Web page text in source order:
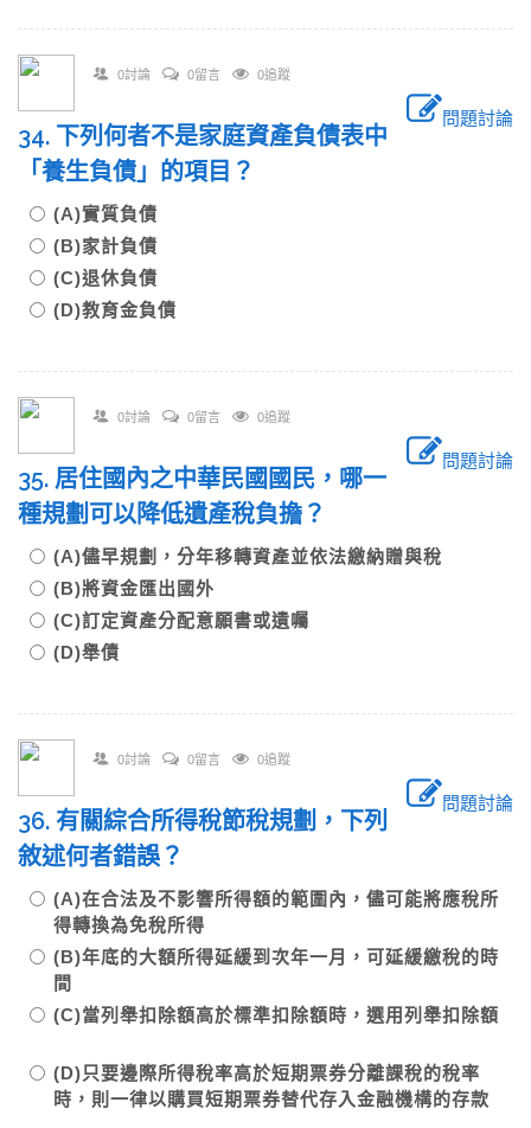
0討論 0留言 0追蹤
問題討論
34. 下列何者不是家庭資產負債表中
「養生負債」的項目？
(A)實質負債
(B)家計負債
(C)退休負債
(D)教育金負債
0討論 0留言 0追蹤
問題討論
35. 居住國內之中華民國國民，哪一
種規劃可以降低遺產稅負擔？
(A)儘早規劃，分年移轉資產並依法繳納贈與稅
(B)將資金匯出國外
(C)訂定資產分配意願書或遺囑
(D)舉債
0討論 0留言 0追蹤
問題討論
36. 有關綜合所得稅節稅規劃，下列
敘述何者錯誤？
(A)在合法及不影響所得額的範圍內，儘可能將應稅所
得轉換為免稅所得
(B)年底的大額所得延緩到次年一月，可延緩繳稅的時
間
(C)當列舉扣除額高於標準扣除額時，選用列舉扣除額
(D)只要邊際所得稅率高於短期票券分離課稅的稅率
時，則一律以購買短期票券替代存入金融機構的存款